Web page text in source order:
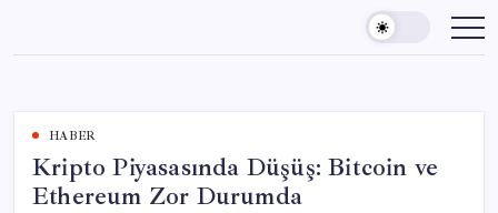
content
HABER
Kripto Piyasasında Düşüş: Bitcoin ve
Ethereum Zor Durumda